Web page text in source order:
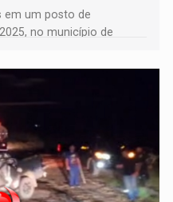
em um posto de
no município de